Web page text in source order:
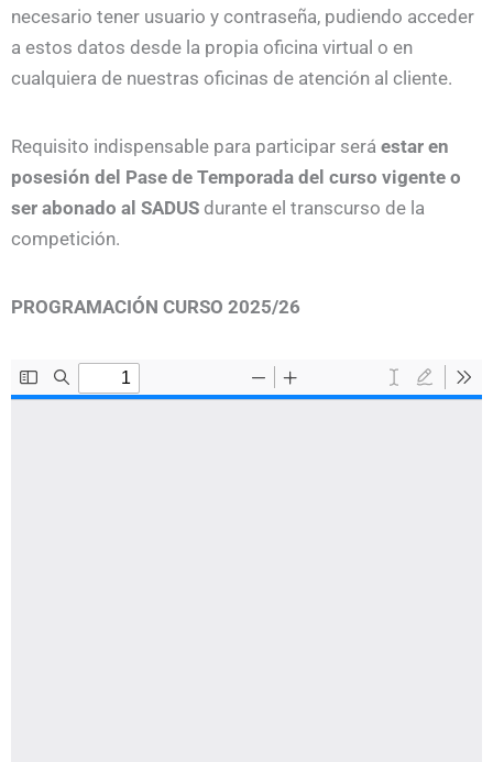
necesario tener usuario y contraseña, pudiendo acceder
a estos datos desde la propia oficina virtual o en
cualquiera de nuestras oficinas de atención al cliente.
Requisito indispensable para participar será estar en
posesión del Pase de Temporada del curso vigente o
ser abonado al SADUS durante el transcurso de la
competición.
PROGRAMACIÓN CURSO 2025/26